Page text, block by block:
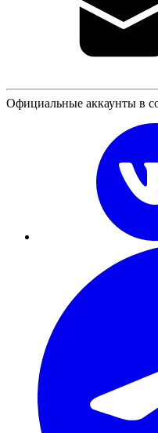
Официальные аккаунты в